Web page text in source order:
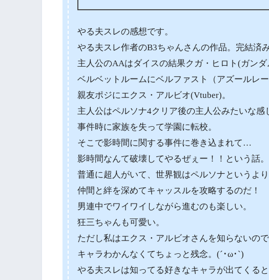
やる夫スレの感想です。
やる夫スレ作者のB3ちゃんさんの作品。完結済み
主人公のAAはダイスの結果クガ・ヒロト(ガンダ
ベルベットルームにベルファスト（アズールレー
親友ポジにエクス・アルビオ(Vtuber)。
主人公はペルソナ4クリア後の主人公みたいな感
事件時に家族を失って学園に転校。
そこで影時間に関する事件に巻き込まれて…
影時間なんて破壊してやるぜぇー！！という話。
普通に超人がいて、世界観はペルソナというより
仲間と絆を深めてキャッスルを攻略するのだ！
男連中でワイワイしながら進むのも楽しい。
狂三ちゃんも可愛い。
ただし私はエクス・アルビオさんを知らないので
キャラわかんなくてちょっと残念。(´･ω･`)
やる夫スレは知ってる好きなキャラが出てくると